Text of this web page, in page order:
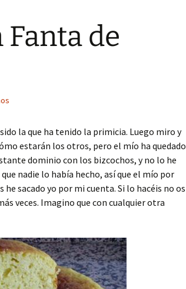
de
la que ha tenido la primicia. Luego miro y
estarán los otros, pero el mío ha quedado
dominio con los bizcochos, y no lo he
nadie lo había hecho, así que el mío por
sacado yo por mi cuenta. Si lo hacéis no os
veces. Imagino que con cualquier otra